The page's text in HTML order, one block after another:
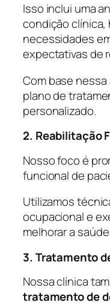
Isso inclui uma
condição
necessidades
expectativas de
Com base nessa
plano de
personalizado.
2. Reabilitação
Nosso foco é
funcional de
Utilizamos
ocupacional e
melhorar a
3. Tratamento
Nossa clínica
tratamento de